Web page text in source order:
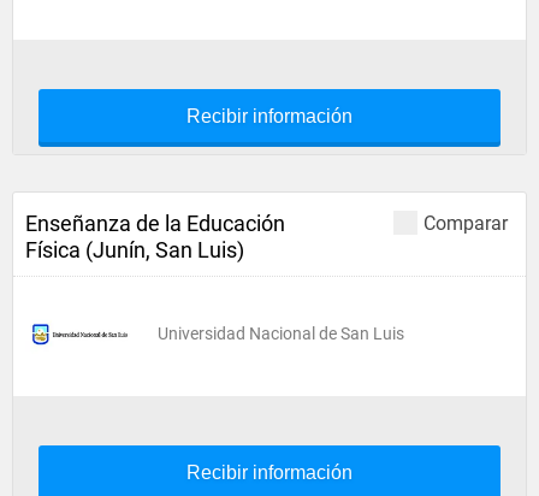
Recibir información
Comparar
Enseñanza de la Educación
Física (Junín, San Luis)
Universidad Nacional de San Luis
Recibir información